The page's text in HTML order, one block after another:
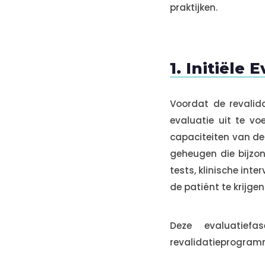
praktijken.
1. Initiële
Voordat de
evaluatie uit te
capaciteiten van
geheugen die
tests, klinische
de patiënt te
Deze